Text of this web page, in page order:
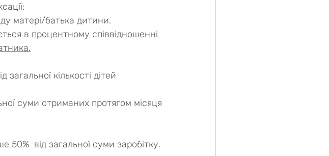
матері/батька дитини.
в процентному співвідношенні
кількості дітей
суми отриманих протягом місяця
50%  від загальної суми заробітку.